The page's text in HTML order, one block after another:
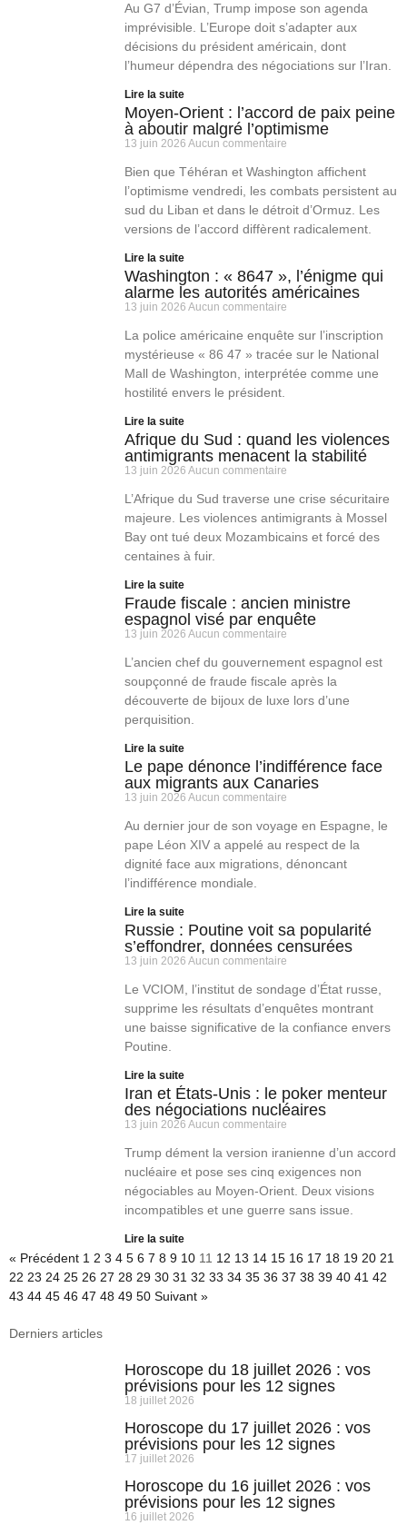
Au G7 d’Évian, Trump impose son agenda
imprévisible. L’Europe doit s’adapter aux
décisions du président américain, dont
l’humeur dépendra des négociations sur l’Iran.
Lire la suite
Moyen-Orient : l’accord de paix peine
à aboutir malgré l’optimisme
13 juin 2026 Aucun commentaire
Bien que Téhéran et Washington affichent
l’optimisme vendredi, les combats persistent au
sud du Liban et dans le détroit d’Ormuz. Les
versions de l’accord diffèrent radicalement.
Lire la suite
Washington : « 8647 », l’énigme qui
alarme les autorités américaines
13 juin 2026 Aucun commentaire
La police américaine enquête sur l’inscription
mystérieuse « 86 47 » tracée sur le National
Mall de Washington, interprétée comme une
hostilité envers le président.
Lire la suite
Afrique du Sud : quand les violences
antimigrants menacent la stabilité
13 juin 2026 Aucun commentaire
L’Afrique du Sud traverse une crise sécuritaire
majeure. Les violences antimigrants à Mossel
Bay ont tué deux Mozambicains et forcé des
centaines à fuir.
Lire la suite
Fraude fiscale : ancien ministre
espagnol visé par enquête
13 juin 2026 Aucun commentaire
L’ancien chef du gouvernement espagnol est
soupçonné de fraude fiscale après la
découverte de bijoux de luxe lors d’une
perquisition.
Lire la suite
Le pape dénonce l’indifférence face
aux migrants aux Canaries
13 juin 2026 Aucun commentaire
Au dernier jour de son voyage en Espagne, le
pape Léon XIV a appelé au respect de la
dignité face aux migrations, dénoncant
l’indifférence mondiale.
Lire la suite
Russie : Poutine voit sa popularité
s’effondrer, données censurées
13 juin 2026 Aucun commentaire
Le VCIOM, l’institut de sondage d’État russe,
supprime les résultats d’enquêtes montrant
une baisse significative de la confiance envers
Poutine.
Lire la suite
Iran et États-Unis : le poker menteur
des négociations nucléaires
13 juin 2026 Aucun commentaire
Trump dément la version iranienne d’un accord
nucléaire et pose ses cinq exigences non
négociables au Moyen-Orient. Deux visions
incompatibles et une guerre sans issue.
Lire la suite
« Précédent 1 2 3 4 5 6 7 8 9 10 11 12 13 14 15 16 17 18 19 20 21
22 23 24 25 26 27 28 29 30 31 32 33 34 35 36 37 38 39 40 41 42
43 44 45 46 47 48 49 50 Suivant »
Derniers articles
Horoscope du 18 juillet 2026 : vos
prévisions pour les 12 signes
18 juillet 2026
Horoscope du 17 juillet 2026 : vos
prévisions pour les 12 signes
17 juillet 2026
Horoscope du 16 juillet 2026 : vos
prévisions pour les 12 signes
16 juillet 2026